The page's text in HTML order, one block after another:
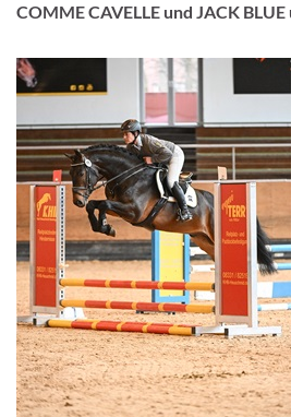
COMME CAVELLE und JACK